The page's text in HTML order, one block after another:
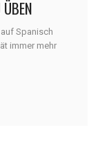
Spanisch
immer mehr